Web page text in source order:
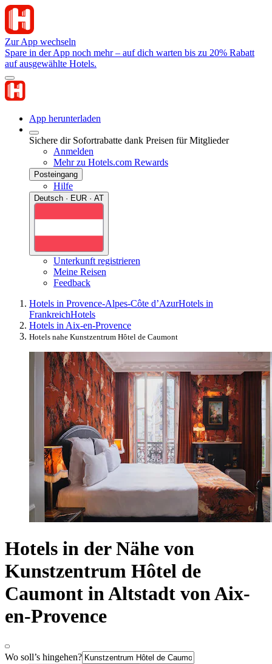
Zur App wechseln
Spare in der App noch mehr – auf dich warten bis zu 20% Rabatt
auf ausgewählte Hotels.
App herunterladen
Sichere dir Sofortrabatte dank Preisen für Mitglieder
Anmelden
Mehr zu Hotels.com Rewards
Posteingang
Hilfe
Deutsch · EUR · AT
Unterkunft registrieren
Meine Reisen
Feedback
Hotels in Provence-Alpes-Côte d’AzurHotels in
FrankreichHotels
Hotels in Aix-en-Provence
Hotels nahe Kunstzentrum Hôtel de Caumont
Hotels in der Nähe von
Kunstzentrum Hôtel de
Caumont in Altstadt von Aix-
en-Provence
Wo soll’s hingehen?